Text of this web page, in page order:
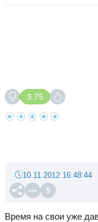
3.75
5
10.11.2012 16:48:44
Время на свои уже